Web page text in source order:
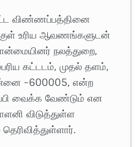
விண்ணப்பத்தினை
உரிய ஆவணங்களுடன்
நலத்துறை,
கட்டடம், முதல் தளம்,
-600005, என்ற
வைக்க வேண்டும் என
விடுத்துள்ள
தெரிவித்துள்ளார்.